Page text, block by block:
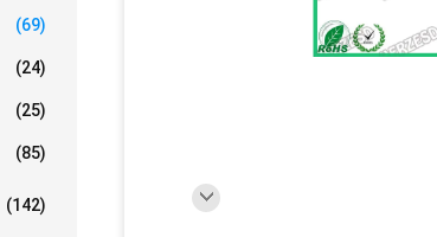
(69)
(24)
(25)
(85)
(142)